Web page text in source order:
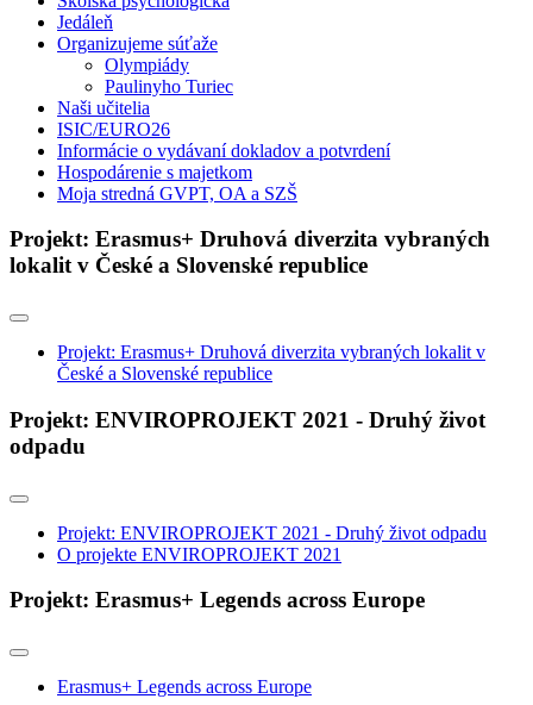
Jedáleň
Organizujeme súťaže
Olympiády
Paulinyho Turiec
Naši učitelia
ISIC/EURO26
Informácie o vydávaní dokladov a potvrdení
Hospodárenie s majetkom
Moja stredná GVPT, OA a SZŠ
Projekt: Erasmus+ Druhová diverzita vybraných
lokalit v České a Slovenské republice
Projekt: Erasmus+ Druhová diverzita vybraných lokalit v
České a Slovenské republice
Projekt: ENVIROPROJEKT 2021 - Druhý život
odpadu
Projekt: ENVIROPROJEKT 2021 - Druhý život odpadu
O projekte ENVIROPROJEKT 2021
Projekt: Erasmus+ Legends across Europe
Erasmus+ Legends across Europe